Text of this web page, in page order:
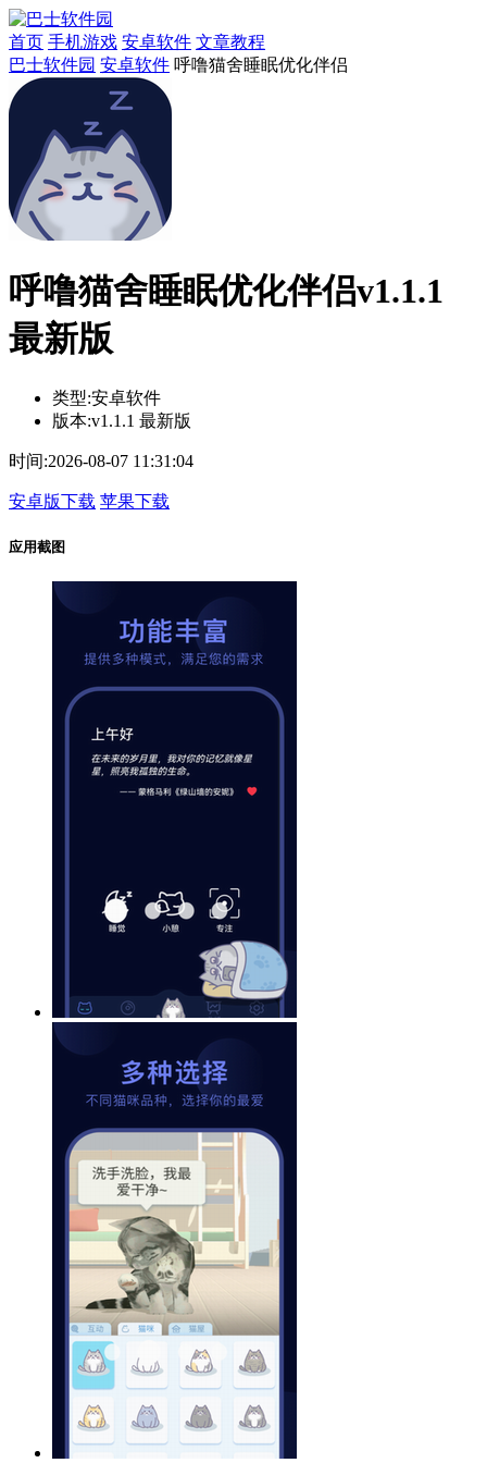
首页 手机游戏 安卓软件 文章教程
巴士软件园 安卓软件 呼噜猫舍睡眠优化伴侣
呼噜猫舍睡眠优化伴侣v1.1.1
最新版
类型:安卓软件
版本:v1.1.1 最新版
时间:2026-08-07 11:31:04
安卓版下载 苹果下载
应用截图